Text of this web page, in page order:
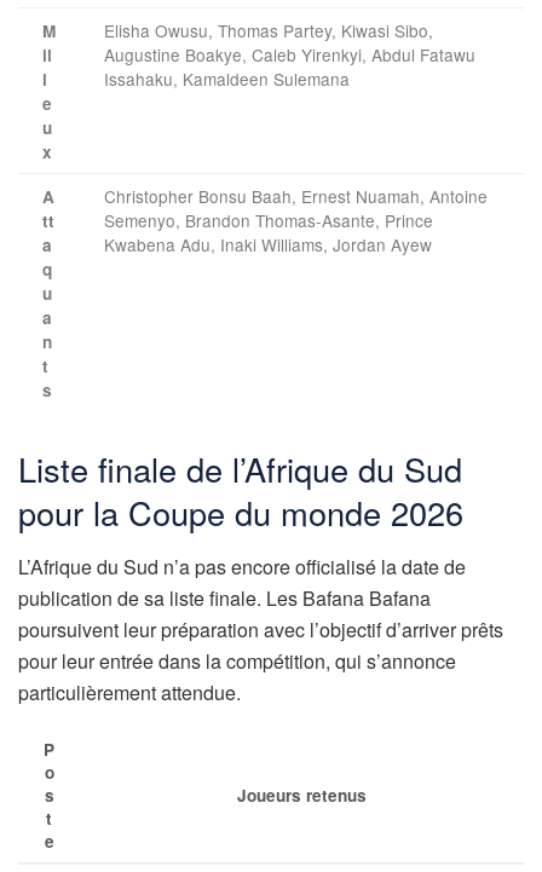
M
il
i
e
u
x
Elisha Owusu, Thomas Partey, Kiwasi Sibo,
Augustine Boakye, Caleb Yirenkyi, Abdul Fatawu
Issahaku, Kamaldeen Sulemana
A
tt
a
q
u
a
n
t
s
Christopher Bonsu Baah, Ernest Nuamah, Antoine
Semenyo, Brandon Thomas-Asante, Prince
Kwabena Adu, Inaki Williams, Jordan Ayew
Liste finale de l’Afrique du Sud
pour la Coupe du monde 2026
L’Afrique du Sud n’a pas encore officialisé la date de
publication de sa liste finale. Les Bafana Bafana
poursuivent leur préparation avec l’objectif d’arriver prêts
pour leur entrée dans la compétition, qui s’annonce
particulièrement attendue.
P
o
s
t
e
Joueurs retenus